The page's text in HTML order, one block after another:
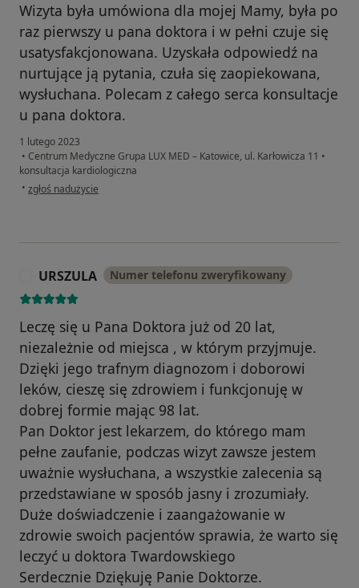
Wizyta była umówiona dla mojej Mamy, była po
raz pierwszy u pana doktora i w pełni czuje się
usatysfakcjonowana. Uzyskała odpowiedź na
nurtujące ją pytania, czuła się zaopiekowana,
wysłuchana. Polecam z całego serca konsultacje
u pana doktora.
1 lutego 2023
• Centrum Medyczne Grupa LUX MED – Katowice, ul. Karłowicza 11 •
konsultacja kardiologiczna
• w opinii użytkownika Alicja M.
zgłoś nadużycie
URSZULA Numer telefonu zweryfikowany
Leczę się u Pana Doktora już od 20 lat,
niezależnie od miejsca , w którym przyjmuje.
Dzięki jego trafnym diagnozom i doborowi
leków, cieszę się zdrowiem i funkcjonuję w
dobrej formie mając 98 lat.
Pan Doktor jest lekarzem, do którego mam
pełne zaufanie, podczas wizyt zawsze jestem
uważnie wysłuchana, a wszystkie zalecenia są
przedstawiane w sposób jasny i zrozumiały.
Duże doświadczenie i zaangażowanie w
zdrowie swoich pacjentów sprawia, że warto się
leczyć u doktora Twardowskiego
Serdecznie Dziękuję Panie Doktorze.